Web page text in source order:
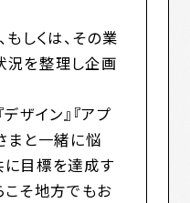
しくは、その業
況を整理し企画
ザイン』『アプ
まと一緒に悩
に目標を達成す
こそ地方でもお